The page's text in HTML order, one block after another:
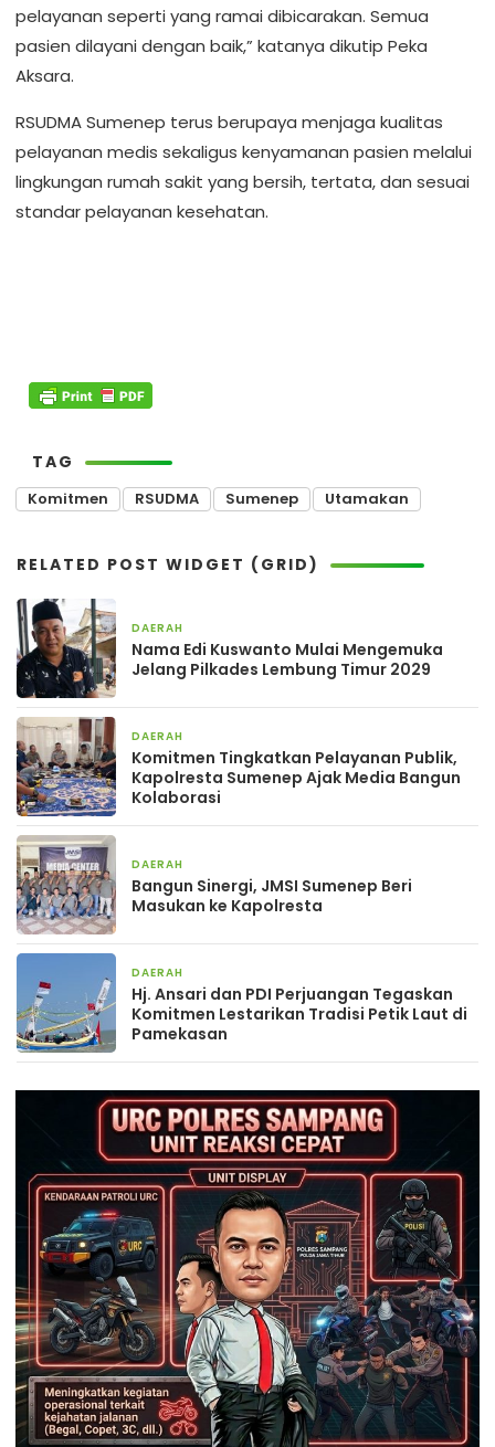
pelayanan seperti yang ramai dibicarakan. Semua
pasien dilayani dengan baik,” katanya dikutip Peka
Aksara.
RSUDMA Sumenep terus berupaya menjaga kualitas
pelayanan medis sekaligus kenyamanan pasien melalui
lingkungan rumah sakit yang bersih, tertata, dan sesuai
standar pelayanan kesehatan.
TAG
Komitmen RSUDMA Sumenep Utamakan
RELATED POST WIDGET (GRID)
DAERAH
Nama Edi Kuswanto Mulai Mengemuka
Jelang Pilkades Lembung Timur 2029
DAERAH
Komitmen Tingkatkan Pelayanan Publik,
Kapolresta Sumenep Ajak Media Bangun
Kolaborasi
DAERAH
Bangun Sinergi, JMSI Sumenep Beri
Masukan ke Kapolresta
DAERAH
Hj. Ansari dan PDI Perjuangan Tegaskan
Komitmen Lestarikan Tradisi Petik Laut di
Pamekasan